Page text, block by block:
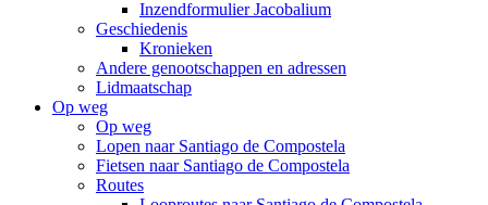
Inzendformulier Jacobalium
Geschiedenis
Kronieken
Andere genootschappen en adressen
Lidmaatschap
Op weg
Op weg
Lopen naar Santiago de Compostela
Fietsen naar Santiago de Compostela
Routes